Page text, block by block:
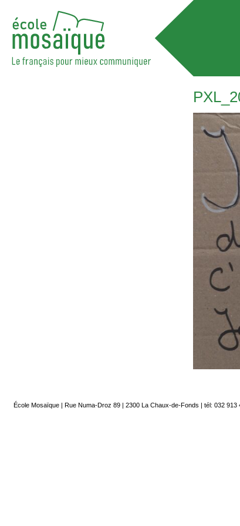
École Mosaïque | Rue Numa-Droz 89 | 2300 La Chaux-de-Fonds | tél: 032 913